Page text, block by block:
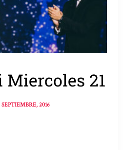
21
SEPTIEMBRE, 2016